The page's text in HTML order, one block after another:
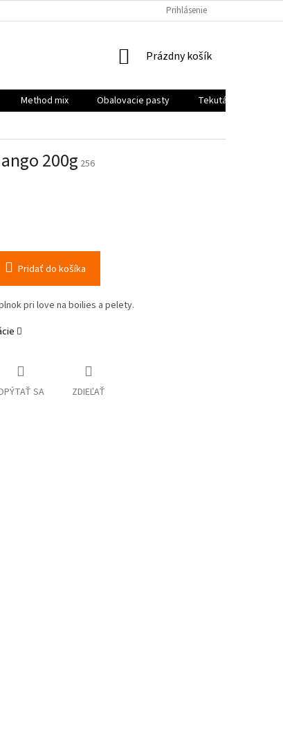
Prihlásenie
NÁKUPNÝ
Prázdny košík
Method mix Obalovacie pasty
Tekutá potrava,
200g 256
Pridať do košíka
pri love na boilies a pelety.
SA ZDIEĽAŤ